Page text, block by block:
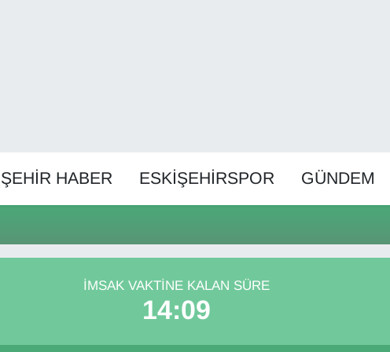
HABER ESKİŞEHİRSPOR GÜNDEM
İMSAK VAKTINE KALAN SÜRE
14:09